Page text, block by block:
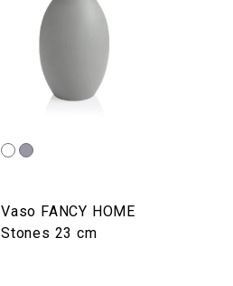
Vaso FANCY HOME
Stones 23 cm